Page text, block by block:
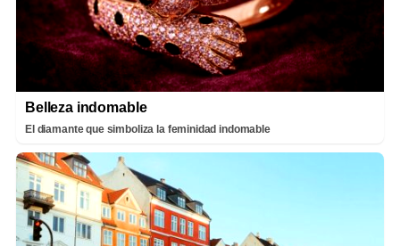
Belleza indomable
El diamante que simboliza la feminidad indomable